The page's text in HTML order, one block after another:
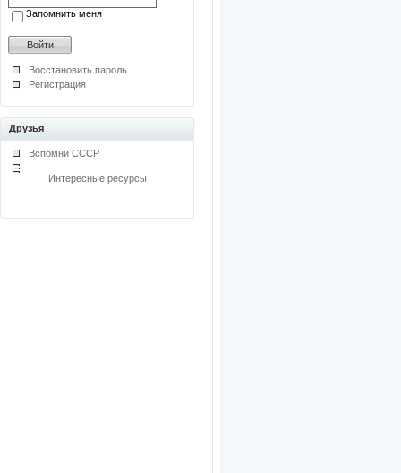
Запомнить меня
Восстановить пароль
Регистрация
Друзья
Вспомни СССР
Интересные ресурсы